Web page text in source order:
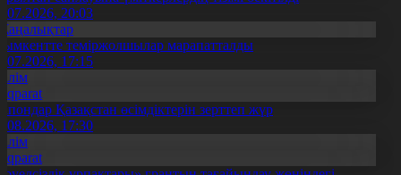
20:03
теміржолшылар марапатталды
17:15
Қазақстан өсімдіктерін зерттеп жүр
17:30